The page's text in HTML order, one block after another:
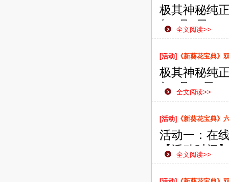
礼。
极其神秘纯
年6月4日
款网页游戏
侠之路更加
全文阅读>>
[活动] 《新葵花宝典》
极其神秘纯
年5月31日
款网页游戏
侠之路更加
全文阅读>>
[活动] 《新葵花宝典》
活动一：在
【活动时间
【活动范围
全文阅读>>